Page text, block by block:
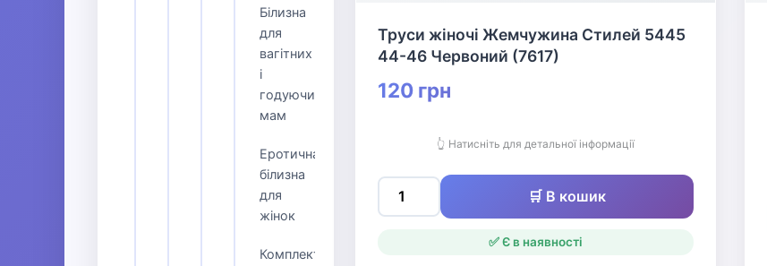
Білизна
для
вагітних
і
годуючих
мам
Еротична
білизна
для
жінок
Комплекти
Труси жіночі Жемчужина Стилей 5445
44-46 Червоний (7617)
120 грн
👆 Натисніть для детальної інформації
🛒 В кошик
✅ Є в наявності